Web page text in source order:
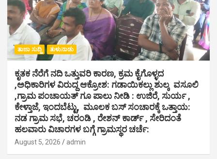
ತಾಜಾ ಸುದ್ದಿ ತುಳುನಾಡು
ಕೃತಕ ನೆರೆಗೆ ನದಿ ಒತ್ತುವರಿ ಕಾರಣ, ಕ್ರಮ ಕೈಗೊಳ್ಳದ
,ಅಧಿಕಾರಿಗಳ ವಿರುದ್ದ ಆಕ್ರೋಶ: ಗಡಾಯಿಕಲ್ಲು ಶುಲ್ಕ ವಸೂಲಿ
,ಗ್ರಾಮ ಪಂಚಾಯತ್ ಗೂ ಪಾಲು ನೀಡಿ : ಉಜಿರೆ, ಸುರ್ಯ ,
ಕೇಳ್ತಾಜೆ, ಇಂದಬೆಟ್ಟು, ಮೂಲಕ ಬಸ್ ಸಂಚಾರಕ್ಕೆ ಒತ್ತಾಯ:
ನಡ ಗ್ರಾಮ ಸಭೆ, ಚರಂಡಿ , ರೇಶನ್ ಕಾರ್ಡ್ , ಸೇರಿದಂತೆ
ಹಲವಾರು ವಿಚಾರಗಳ ಬಗ್ಗೆ ಗ್ರಾಮಸ್ಥರ ಚರ್ಚೆ:
August 5, 2026 admin